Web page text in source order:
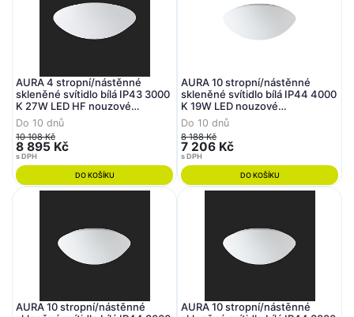
AURA 4 stropní/nástěnné
skleněné svítidlo bílá IP43 3000
K 27W LED HF nouzové
kombinované 3 h (původní kód
OS 59033) - OSMONT
Do 10 dnů
10 108 Kč
8 895 Kč
s DPH
DO KOŠÍKU
AURA 10 stropní/nástěnné
skleněné svítidlo bílá IP44 4000
K 19W LED nouzové
kombinované 3 h - OSMONT
Do 10 dnů
8 188 Kč
7 206 Kč
s DPH
DO KOŠÍKU
AURA 10 stropní/nástěnné
AURA 10 stropní/nástěnné